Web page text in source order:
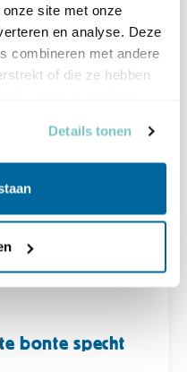
site met onze
en analyse. Deze
combineren met andere
of die ze hebben
Details tonen
is de rui.
bonte specht